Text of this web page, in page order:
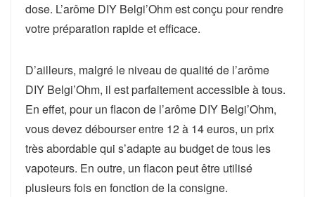
dose. L’arôme DIY Belgi’Ohm est conçu pour rendre
votre préparation rapide et efficace.
D’ailleurs, malgré le niveau de qualité de l’arôme
DIY Belgi’Ohm, il est parfaitement accessible à tous.
En effet, pour un flacon de l’arôme DIY Belgi’Ohm,
vous devez débourser entre 12 à 14 euros, un prix
très abordable qui s’adapte au budget de tous les
vapoteurs. En outre, un flacon peut être utilisé
plusieurs fois en fonction de la consigne.